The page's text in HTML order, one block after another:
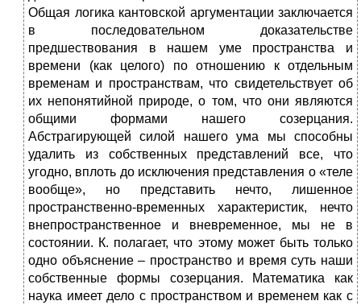
Общая логика кантовской аргументации заключается
в последовательном доказательстве
предшествования в нашем уме пространства и
времени (как целого) по отношению к отдельным
временам и пространствам, что свидетельствует об
их непонятийной природе, о том, что они являются
общими формами нашего созерцания.
Абстрагирующей силой нашего ума мы способны
удалить из собственных представлений все, что
угодно, вплоть до исключения представления о «теле
вообще», но представить нечто, лишенное
пространственно-временных характеристик, нечто
внепространственное и вневременное, мы не в
состоянии. К. полагает, что этому может быть только
одно объяснение – пространство и время суть наши
собственные формы созерцания. Математика как
наука имеет дело с пространством и временем как с